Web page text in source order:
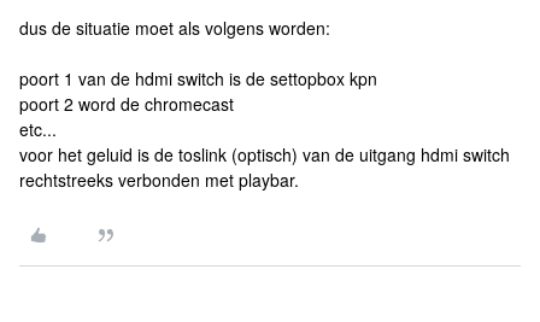
dus de situatie moet als volgens worden:
poort 1 van de hdmi switch is de settopbox kpn
poort 2 word de chromecast
etc...
voor het geluid is de toslink (optisch) van de uitgang hdmi switch
rechtstreeks verbonden met playbar.